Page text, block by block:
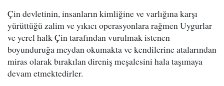
Çin devletinin, insanların kimliğine ve varlığına karşı
yürüttüğü zalim ve yıkıcı operasyonlara rağmen Uygurlar
ve yerel halk Çin tarafından vurulmak istenen
boyunduruğa meydan okumakta ve kendilerine atalarından
miras olarak bırakılan direniş meşalesini hala taşımaya
devam etmektedirler.